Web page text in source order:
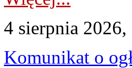
4 sierpnia 2026,
Komunikat o